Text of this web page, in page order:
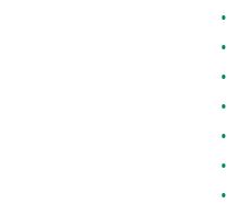
•
•
•
•
•
•
•